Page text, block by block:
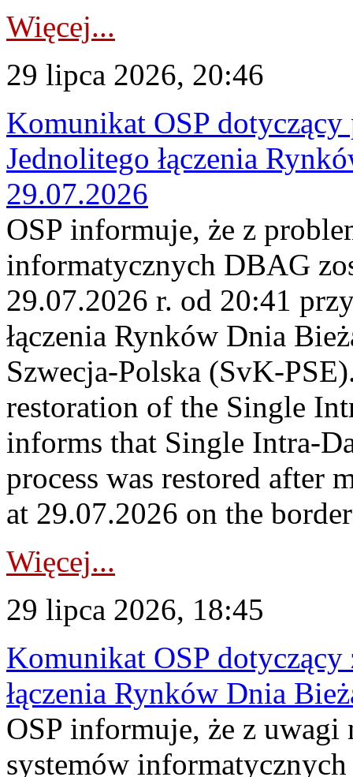
Więcej...
29 lipca 2026, 20:46
Komunikat OSP
Jednolitego łączenia
29.07.2026
OSP informuje, że z
informatycznych DBAG
29.07.2026 r. od 20:41
łączenia Rynków Dnia
Szwecja-Polska (SvK-
restoration of the Single
informs that Single Intra-
process was restored after
at 29.07.2026 on the
Więcej...
29 lipca 2026, 18:45
Komunikat OSP dotyczący
łączenia Rynków Dnia
OSP informuje, że z uwagi
systemów